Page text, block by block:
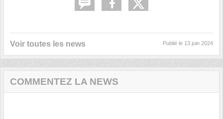
Voir toutes les news Publié le 13 juin 2024
COMMENTEZ LA NEWS